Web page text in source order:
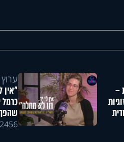
–
"אין
כרמל
2456 צפיות